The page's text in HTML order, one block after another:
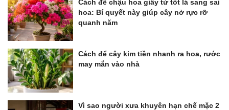
Cách để chậu hoa giấy từ tốt lá sang sai
hoa: Bí quyết này giúp cây nở rực rỡ
quanh năm
Cách để cây kim tiền nhanh ra hoa, rước
may mắn vào nhà
Vì sao người xưa khuyên hạn chế mặc 2